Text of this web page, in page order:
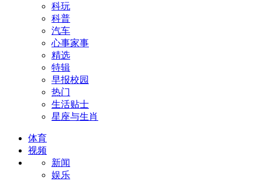
科玩
科普
汽车
心事家事
精选
特辑
早报校园
热门
生活贴士
星座与生肖
体育
视频
新闻
娱乐